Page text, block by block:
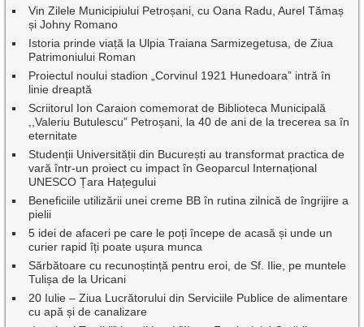
Vin Zilele Municipiului Petroșani, cu Oana Radu, Aurel Tămaș
și Johny Romano
Istoria prinde viață la Ulpia Traiana Sarmizegetusa, de Ziua
Patrimoniului Roman
Proiectul noului stadion „Corvinul 1921 Hunedoara” intră în
linie dreaptă
Scriitorul Ion Caraion comemorat de Biblioteca Municipală
,,Valeriu Butulescu” Petroșani, la 40 de ani de la trecerea sa în
eternitate
Studenții Universității din București au transformat practica de
vară într-un proiect cu impact în Geoparcul Internațional
UNESCO Țara Hațegului
Beneficiile utilizării unei creme BB în rutina zilnică de îngrijire a
pielii
5 idei de afaceri pe care le poți începe de acasă și unde un
curier rapid îți poate ușura munca
Sărbătoare cu recunoștință pentru eroi, de Sf. Ilie, pe muntele
Tulișa de la Uricani
20 Iulie – Ziua Lucrătorului din Serviciile Publice de alimentare
cu apă și de canalizare